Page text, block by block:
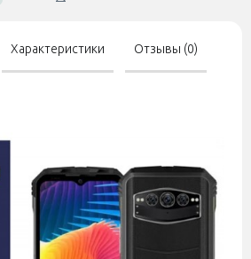
Характеристики Отзывы (0)